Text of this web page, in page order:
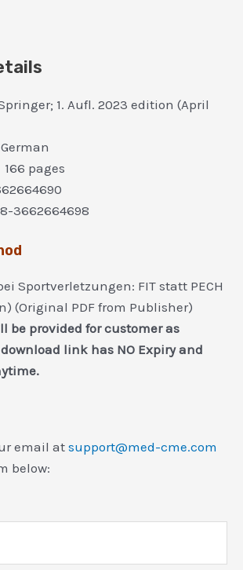
: ‎ German
: ‎ 166 pages
: ‎ 3662664690
: ‎ 978-3662664698
Sportverletzungen: FIT statt PECH
(Original PDF from Publisher)
be provided for customer as
link has NO Expiry and
email at support@med-cme.com
below: